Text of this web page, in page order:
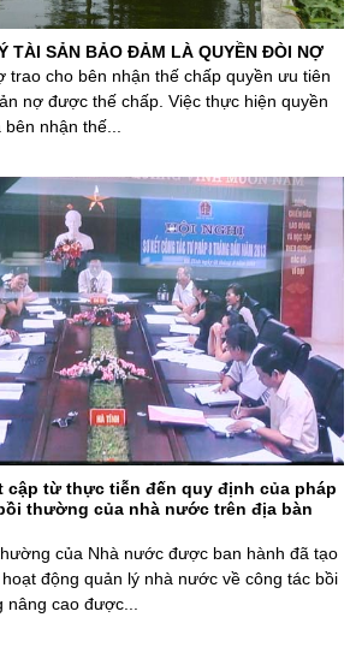
TÀI SẢN BẢO ĐẢM LÀ QUYỀN ĐÒI NỢ
trao cho bên nhận thế chấp quyền ưu tiên
nợ được thế chấp. Việc thực hiện quyền
nhận thế...
cập từ thực tiễn đến quy định của pháp
thường của nhà nước trên địa bàn
của Nhà nước được ban hành đã tạo
động quản lý nhà nước về công tác bồi
cao được...